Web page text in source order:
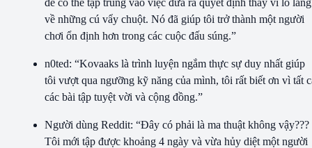
về những cú vẩy chuột. Nó đã giúp tôi trở thành một người
chơi ổn định hơn trong các cuộc đấu súng.”
n0ted: “Kovaaks là trình luyện ngắm thực sự duy nhất giúp
tôi vượt qua ngưỡng kỹ năng của mình, tôi rất biết ơn vì tất
các bài tập tuyệt vời và cộng đồng.”
Người dùng Reddit: “Đây có phải là ma thuật không vậy???
Tôi mới tập được khoảng 4 ngày và vừa hủy diệt một người